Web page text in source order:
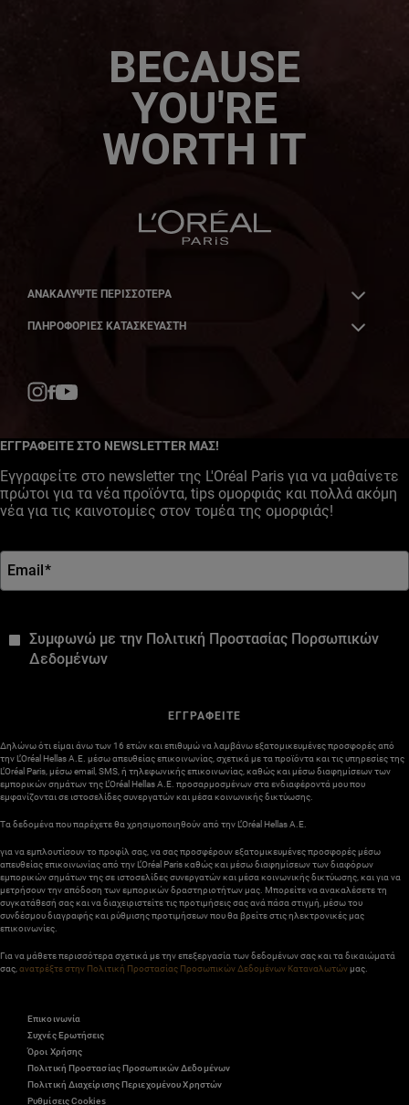
BECAUSE
YOU'RE
WORTH IT
ΑΝΑΚΑΛΎΨΤΕ ΠΕΡΙΣΣΌΤΕΡΑ
ΠΛΗΡΟΦΟΡΙΕΣ ΚΑΤΑΣΚΕΥΑΣΤΗ
ΕΓΓΡΑΦΕΙΤΕ ΣΤΟ NEWSLETTER ΜΑΣ!
Εγγραφείτε στο newsletter της L'Oréal Paris για να μαθαίνετε
πρώτοι για τα νέα προϊόντα, tips ομορφιάς και πολλά ακόμη
νέα για τις καινοτομίες στον τομέα της ομορφιάς!
Email *
Συμφωνώ με την Πολιτική Προστασίας Πορσωπικών
Δεδομένων
ΕΓΓΡΑΦΕΙΤΕ
Δηλώνω ότι είμαι άνω των 16 ετών και επιθυμώ να λαμβάνω εξατομικευμένες προσφορές από
την L’Oréal Hellas A.E. μέσω απευθείας επικοινωνίας, σχετικά με τα προϊόντα και τις υπηρεσίες της
L’Oréal Paris, μέσω email, SMS, ή τηλεφωνικής επικοινωνίας, καθώς και μέσω διαφημίσεων των
εμπορικών σημάτων της L’Oréal Hellas A.E. προσαρμοσμένων στα ενδιαφέροντά μου που
εμφανίζονται σε ιστοσελίδες συνεργατών και μέσα κοινωνικής δικτύωσης.
Τα δεδομένα που παρέχετε θα χρησιμοποιηθούν από την L’Oréal Hellas A.E.
για να εμπλουτίσουν το προφίλ σας, να σας προσφέρουν εξατομικευμένες προσφορές μέσω
απευθείας επικοινωνίας από την L’Oréal Paris καθώς και μέσω διαφημίσεων των διαφόρων
εμπορικών σημάτων της σε ιστοσελίδες συνεργατών και μέσα κοινωνικής δικτύωσης, και για να
μετρήσουν την απόδοση των εμπορικών δραστηριοτήτων μας. Μπορείτε να ανακαλέσετε τη
συγκατάθεσή σας και να διαχειριστείτε τις προτιμήσεις σας ανά πάσα στιγμή, μέσω του
συνδέσμου διαγραφής και ρύθμισης προτιμήσεων που θα βρείτε στις ηλεκτρονικές μας
επικοινωνίες.
Για να μάθετε περισσότερα σχετικά με την επεξεργασία των δεδομένων σας και τα δικαιώματά
σας,ανατρέξτε στην Πολιτική Προστασίας Προσωπικών Δεδομένων Καταναλωτώνμας.
Επικοινωνία
Συχνές Ερωτήσεις
Όροι Χρήσης
Πολιτική Προστασίας Προσωπικών Δεδομένων
Πολιτική Διαχείρισης Περιεχομένου Χρηστών
Ρυθμίσεις Cookies